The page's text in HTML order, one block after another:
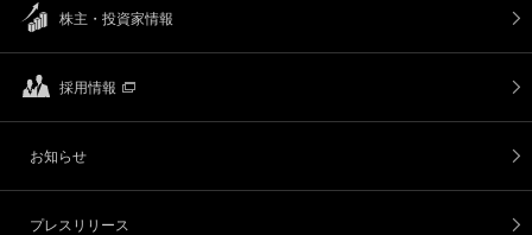
株主・投資家情報
採用情報
お知らせ
プレスリリース